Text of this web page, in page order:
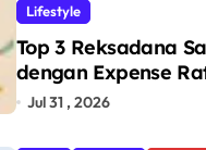
Lifestyle
Top 3 Reksadana
dengan Expense
Terendah
Jul 31 , 2026